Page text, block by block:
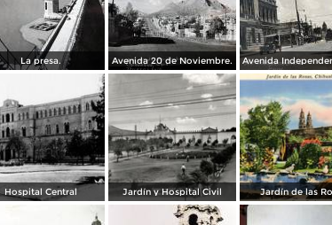
La presa. Avenida 20 de Noviembre.
Hospital Central Jardín y Hospital Civil Jardín de las